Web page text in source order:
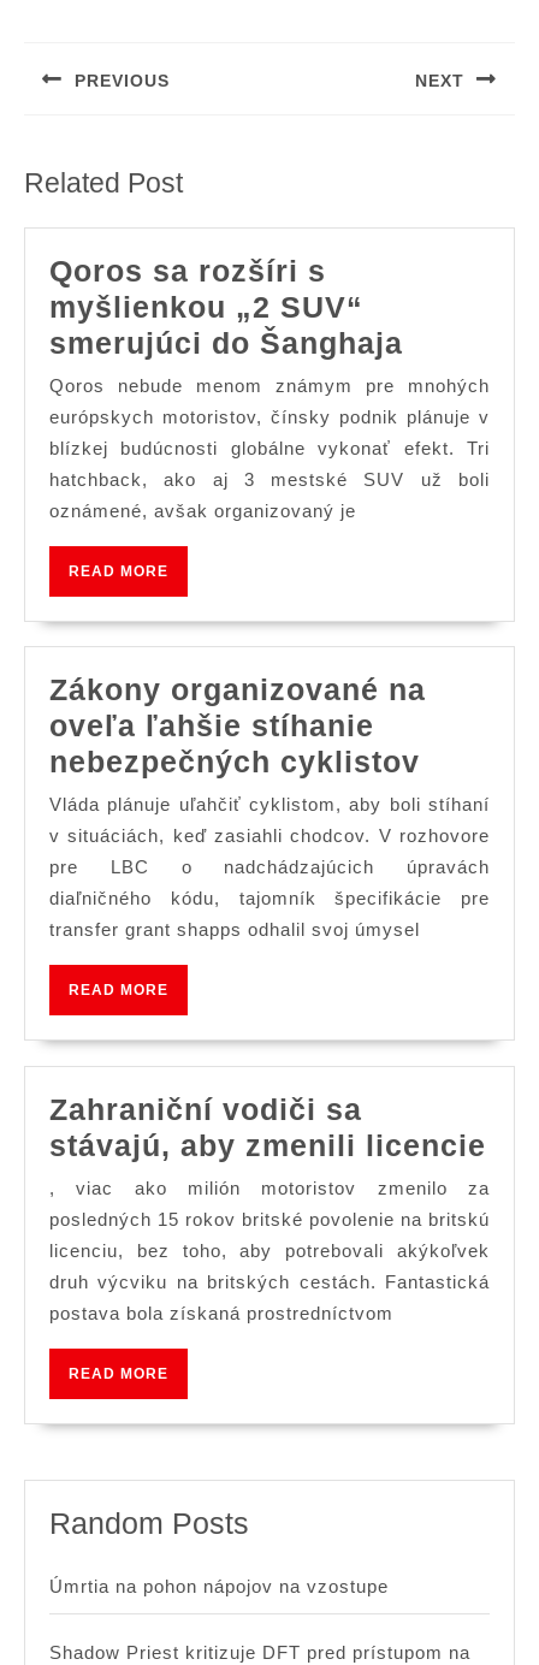
PREVIOUS NEXT
Related Post
Qoros sa rozšíri s
myšlienkou „2 SUV“
smerujúci do Šanghaja
sa
rozšíri
s
do
Qoros nebude menom známym pre mnohých
európskych motoristov, čínsky podnik plánuje v
blízkej budúcnosti globálne vykonať efekt. Tri
hatchback, ako aj 3 mestské SUV už boli
oznámené, avšak organizovaný je
READ MORE
Zákony organizované na
oveľa ľahšie stíhanie
nebezpečných cyklistov
na
oveľa
ľahšie
Vláda plánuje uľahčiť cyklistom, aby boli stíhaní
v situáciách, keď zasiahli chodcov. V rozhovore
pre LBC o nadchádzajúcich úpravách
diaľničného kódu, tajomník špecifikácie pre
transfer grant shapps odhalil svoj úmysel
READ MORE
Zahraniční vodiči sa
stávajú, aby zmenili licencie
sa
aby
, viac ako milión motoristov zmenilo za
posledných 15 rokov britské povolenie na britskú
licenciu, bez toho, aby potrebovali akýkoľvek
druh výcviku na britských cestách. Fantastická
postava bola získaná prostredníctvom
READ MORE
Random Posts
Úmrtia na pohon nápojov na vzostupe
Shadow Priest kritizuje DFT pred prístupom na